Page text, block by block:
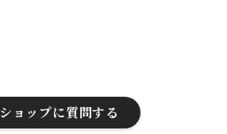
ショップに質問する